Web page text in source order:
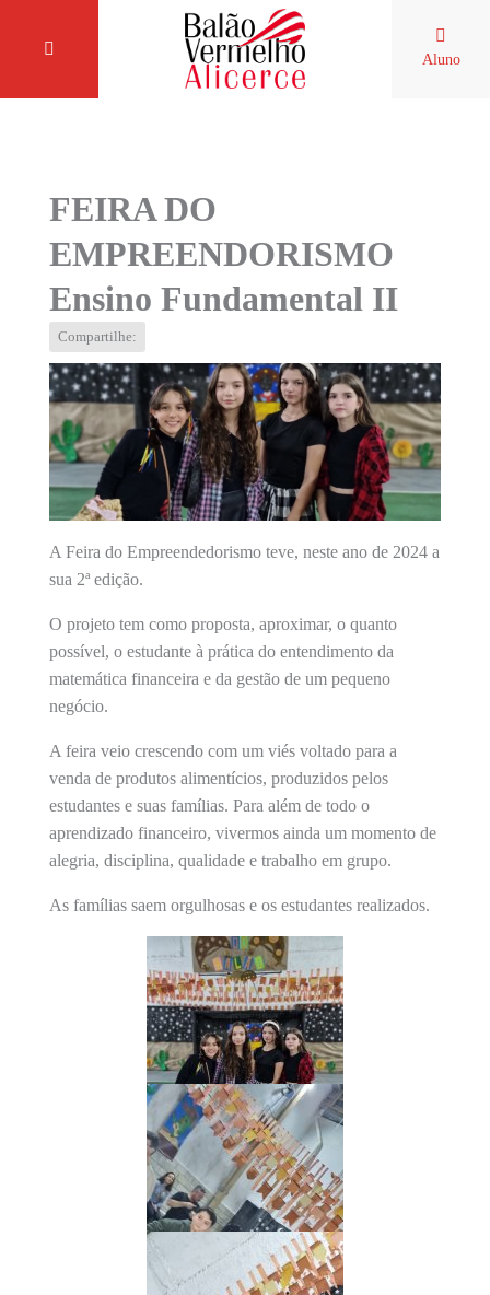
Aluno
FEIRA DO
EMPREENDORISMO
Ensino Fundamental II
Compartilhe:
A Feira do Empreendedorismo teve, neste ano de 2024 a
sua 2ª edição.
O projeto tem como proposta, aproximar, o quanto
possível, o estudante à prática do entendimento da
matemática financeira e da gestão de um pequeno
negócio.
A feira veio crescendo com um viés voltado para a
venda de produtos alimentícios, produzidos pelos
estudantes e suas famílias. Para além de todo o
aprendizado financeiro, vivermos ainda um momento de
alegria, disciplina, qualidade e trabalho em grupo.
As famílias saem orgulhosas e os estudantes realizados.